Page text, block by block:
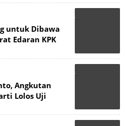
untuk Dibawa
Edaran KPK
Angkutan
Lolos Uji